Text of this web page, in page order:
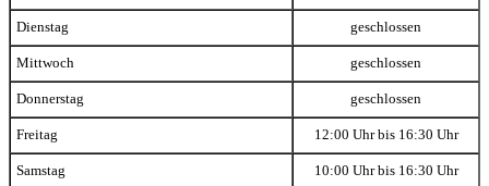
Dienstag geschlossen
Mittwoch geschlossen
Donnerstag geschlossen
Freitag 12:00 Uhr bis 16:30 Uhr
Samstag 10:00 Uhr bis 16:30 Uhr